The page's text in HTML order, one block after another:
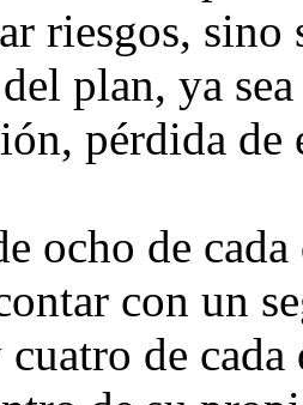
riesgos, sino
plan, ya
pérdida de
ocho de
con un
de